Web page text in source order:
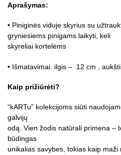
Aprašymas:
• Piniginės viduje skyrius su
gryniesiems pinigams laikyti, keli
skyreliai kortelėms
• Išmatavimai: ilgis – 12 cm ,
Kaip prižiūrėti?
“kARTu” kolekcijoms siūti
galvijų
odą. Vien žodis natūrali primena –
būdingas
unikalias savybes, tokias kaip